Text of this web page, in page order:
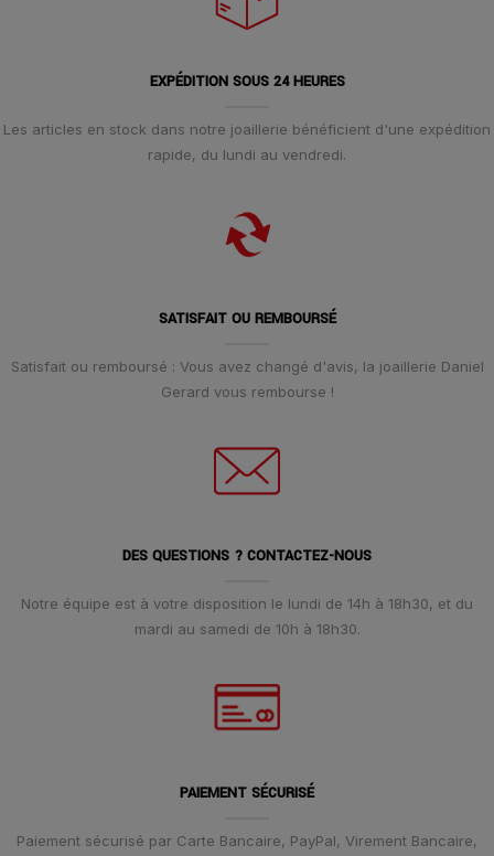
EXPÉDITION SOUS 24 HEURES
Les articles en stock dans notre joaillerie bénéficient d'une expédition
rapide, du lundi au vendredi.
SATISFAIT OU REMBOURSÉ
Satisfait ou remboursé : Vous avez changé d'avis, la joaillerie Daniel
Gerard vous rembourse !
DES QUESTIONS ? CONTACTEZ-NOUS
Notre équipe est à votre disposition le lundi de 14h à 18h30, et du
mardi au samedi de 10h à 18h30.
PAIEMENT SÉCURISÉ
Paiement sécurisé par Carte Bancaire, PayPal, Virement Bancaire,